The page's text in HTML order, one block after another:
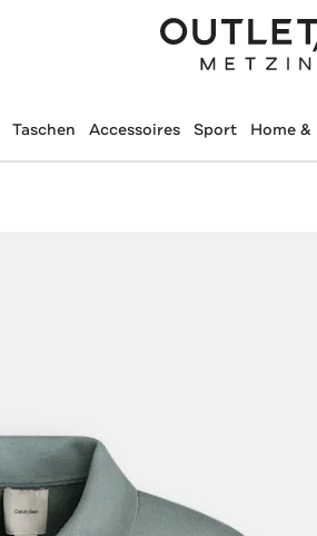
Taschen Accessoires Sport Home &